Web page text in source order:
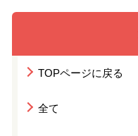
TOPページに戻る
全て